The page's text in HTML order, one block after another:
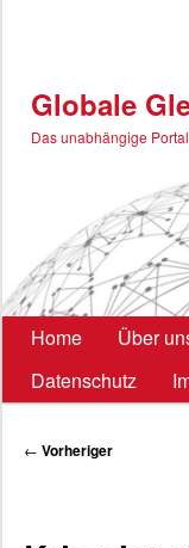
Globale
Das unabhängige
Hauptmenü
Home Über
Datenschutz
Beitragsnavigation
← Vorheriger